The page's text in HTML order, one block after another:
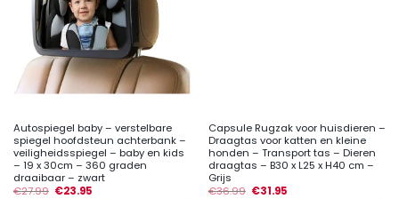
Autospiegel baby – verstelbare
spiegel hoofdsteun achterbank –
veiligheidsspiegel – baby en kids
– 19 x 30cm – 360 graden
draaibaar – zwart
€27.99 €23.95
Capsule Rugzak voor huisdieren –
Draagtas voor katten en kleine
honden – Transport tas – Dieren
draagtas – B30 x L25 x H40 cm –
Grijs
€36.99 €31.95